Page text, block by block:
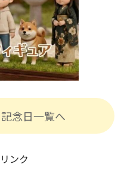
念日一覧へ
ンク